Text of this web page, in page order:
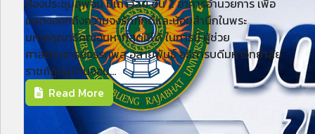
ห้องประชุมสุพจน์ มิเถาวัลย์ ชั้น 2 อาคารอำนวยการ เพื่อ
แสดงออกถึงความจงรักภักดีและน้อมสำนึกในพระ
มหากรุณาธิคุณอันหาที่สุดมิได้ ในการนี้ ผู้ช่วย
ศาสตราจารย์อรรถพล อุสายพันธ์ อธิการบดีมหาวิทยาลัย
ราชภัฏหมู่บ้านจอม...
Read More